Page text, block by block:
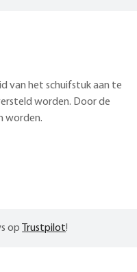
van het schuifstuk aan te
worden. Door de
worden.
op Trustpilot!